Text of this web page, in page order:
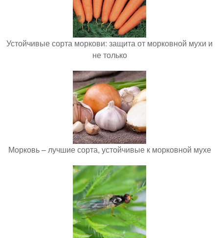
Устойчивые сорта моркови: защита от морковной мухи и
не только
Морковь – лучшие сорта, устойчивые к морковной мухе